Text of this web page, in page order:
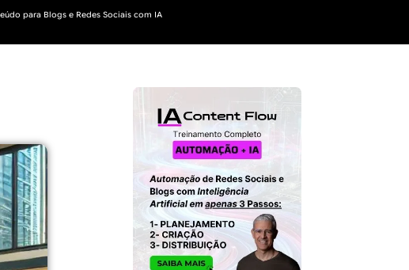
para Blogs e Redes Sociais com IA